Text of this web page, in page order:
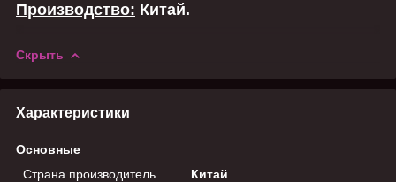
Производство: Китай.
Скрыть
Характеристики
Основные
Страна производитель
Китай